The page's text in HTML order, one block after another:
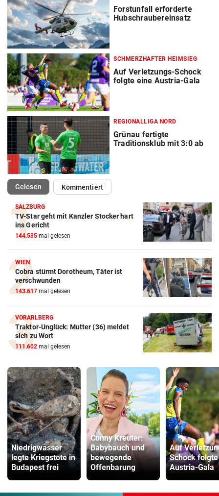
Forstunfall erforderte
Hubschraubereinsatz
SCHMERZHAFTER HEIMSIEG
Auf Verletzungs-Schock
folgte eine Austria-Gala
REGIONALLIGA NORD
Grünau fertigte
Traditionsklub mit 3:0 ab
Gelesen(ausgewählt)Kommentiert
SALZBURG
TV-Star geht mit Kanzler Stocker hart
ins Gericht
144.535 mal gelesen
WIEN
Cobra stürmt Dorotheum, Täter ist
verschwunden
143.617 mal gelesen
VORARLBERG
Traktor-Unglück: Mutter (36) meldet
sich zu Wort
111.602 mal gelesen
Niedrigwasser
legte Kriegstote in
Budapest frei
Conny Kreuter:
Babybauch und
bewegende
Offenbarung
Auf
Schock
Austria-Gala